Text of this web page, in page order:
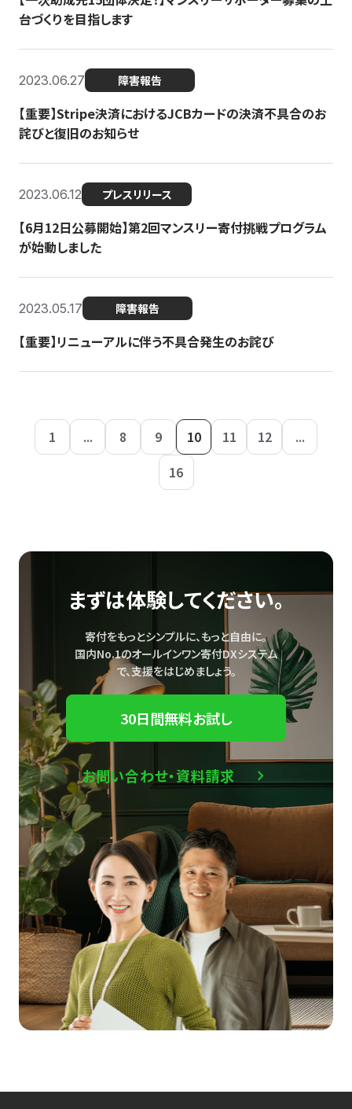
台づくりを目指します
2023.06.27 障害報告
【重要】Stripe決済におけるJCBカードの決済不具合のお
詫びと復旧のお知らせ
2023.06.12 プレスリリース
【6月12日公募開始】第2回マンスリー寄付挑戦プログラム
が始動しました
2023.05.17 障害報告
【重要】リニューアルに伴う不具合発生のお詫び
1 ... 8 9 10 11 12
...
16
まずは体験してください。
寄付をもっとシンプルに、もっと自由に。
国内No.1のオールインワン寄付DXシステム
で、支援をはじめましょう。
30日間無料お試し
お問い合わせ・資料請求